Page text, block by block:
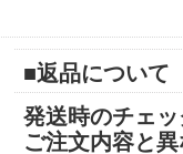
■返品について
発送時のチェ
ご注文内容と